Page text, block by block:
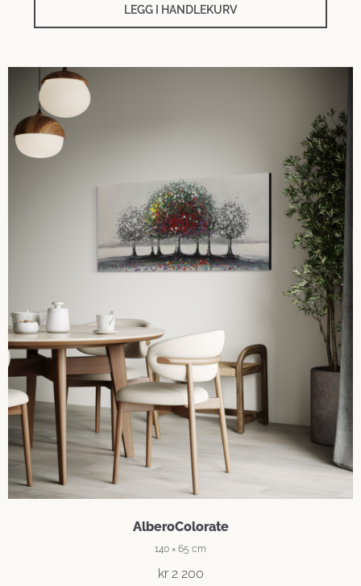
LEGG I HANDLEKURV
AlberoColorate
140 × 65 cm
kr2 200